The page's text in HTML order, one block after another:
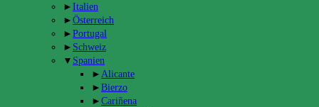
► Italien
► Österreich
► Portugal
► Schweiz
▼ Spanien
► Alicante
► Bierzo
► Cariñena